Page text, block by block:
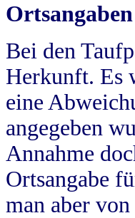
Bei den
Herkunft. Es
eine
angegeben
Annahme
Ortsangabe
man aber